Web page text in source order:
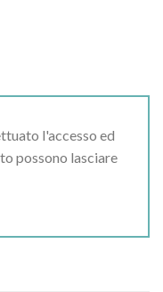
l'accesso ed
possono lasciare